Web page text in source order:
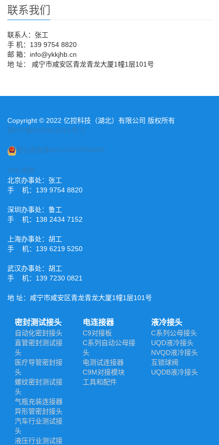
联系我们
联系人：张工
手 机：139 9754 8820
邮 箱：info@ykkjhb.cn
地 址： 咸宁市咸安区青龙青龙大厦1幢1层101号
Copyright © 2022 亿控科技（湖北）有限公司 版权所有
鄂ICP备2022015221号-2
鄂公网安备42120202000485
XML地图
北京办事处：张工
手 机：139 9754 8820
深圳办事处：鲁工
手 机：138 2434 7152
上海办事处：胡工
手 机：139 6219 5250
武汉办事处：胡工
手 机：139 7230 0821
地 址：咸宁市咸安区青龙青龙大厦1幢1层101号
密封测试接头
自动化密封接头
直管密封测试接
头
医疗导管密封接
头
螺纹密封测试接
头
气瓶充装连接器
异形管密封接头
汽车行业测试接
头
液压行业测试接
电连接器
C9对接板
C系列自动公母接
头
电测试连接器
C9M对接模块
工具和配件
液冷接头
C系列公母接头
UQD液冷接头
NVQD液冷接头
互锁球阀
UQDB液冷接头